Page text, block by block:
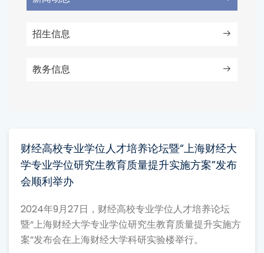
招生信息
教务信息
财经高校专业学位人才培养论坛暨“上海财经大
学专业学位研究生教育质量提升实施方案”发布
会顺利举办
2024年9月27日，财经高校专业学位人才培养论坛
暨“上海财经大学专业学位研究生教育质量提升实施方
案”发布会在上海财经大学科研实验楼举行。